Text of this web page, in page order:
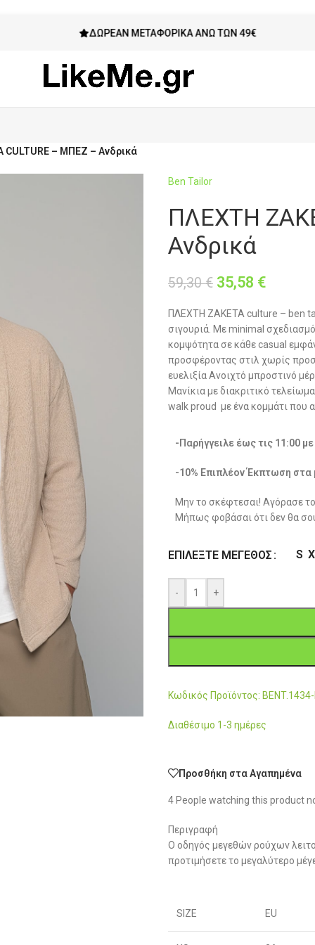
ΔΩΡΕΆΝ ΜΕΤΑΦΟΡΙΚΆ ΆΝΩ ΤΩΝ 49€
– ΜΠΕΖ – Ανδρικά
Ben Tailor
ΠΛΕΧΤΗ
Ανδρικά
59,30€ 35,58 €
ΠΛΕΧΤΗ ΖΑΚΕΤΑ culture – ben
σιγουριά. Με minimal
κομψότητα σε κάθε casual
προσφέροντας στιλ χωρίς
ευελιξία Ανοιχτό μπροστινό
Μανίκια με διακριτικό
walk proud  με ένα κομμάτι
-Παρήγγειλε έως τις 11:00
-10% Επιπλέον Έκπτωση στα
Μην το σκέφτεσαι! Αγόρασε
Μήπως φοβάσαι ότι δεν θα
ΕΠΙΛΈΞΤΕ ΜΈΓΕΘΟΣ S
- +
Κωδικός Προϊόντος:
Διαθέσιμο 1-3 ημέρες
Προσθήκη στα Αγαπημένα
4 People watching this product
Περιγραφή
Ο οδηγός μεγεθών ρούχων
προτιμήσετε το μεγαλύτερο
SIZE EU